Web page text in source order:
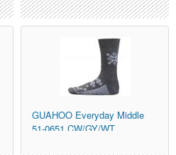
GUAHOO Everyday Middle
51-0651 CW/GY/WT